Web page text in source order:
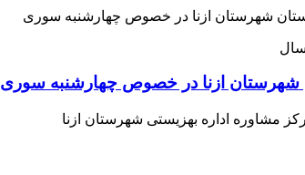
سال
شهرستان ازنا در خصوص چهارشنبه ‌سوری